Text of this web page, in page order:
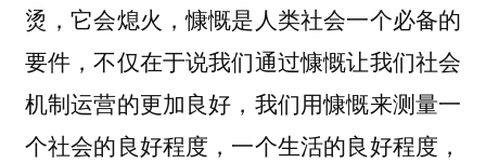
烫，它会熄火，慷慨是人类社会一个必备的
要件，不仅在于说我们通过慷慨让我们社会
机制运营的更加良好，我们用慷慨来测量一
个社会的良好程度，一个生活的良好程度，